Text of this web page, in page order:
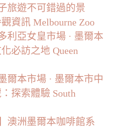
旅遊不可錯過的景
資訊 Melbourne Zoo
利亞女皇市場 · 墨爾本
必訪之地 Queen
爾本市場 · 墨爾本市中
探索體驗 South
澳洲墨爾本咖啡館系